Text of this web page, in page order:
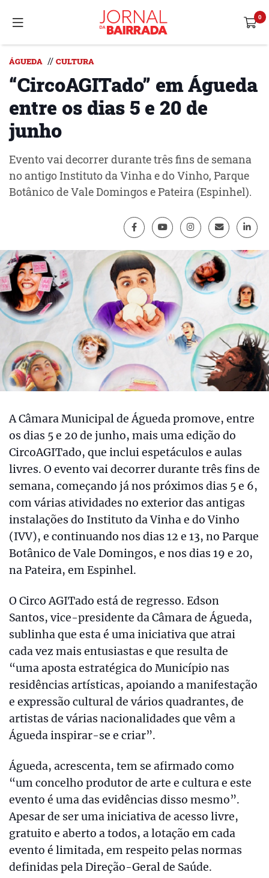
ÁGUEDA // CULTURA
“CircoAGITado” em Águeda
entre os dias 5 e 20 de
junho
Evento vai decorrer durante três fins de semana
no antigo Instituto da Vinha e do Vinho, Parque
Botânico de Vale Domingos e Pateira (Espinhel).
A Câmara Municipal de Águeda promove, entre
os dias 5 e 20 de junho, mais uma edição do
CircoAGITado, que inclui espetáculos e aulas
livres. O evento vai decorrer durante três fins de
semana, começando já nos próximos dias 5 e 6,
com várias atividades no exterior das antigas
instalações do Instituto da Vinha e do Vinho
(IVV), e continuando nos dias 12 e 13, no Parque
Botânico de Vale Domingos, e nos dias 19 e 20,
na Pateira, em Espinhel.
O Circo AGITado está de regresso. Edson
Santos, vice-presidente da Câmara de Águeda,
sublinha que esta é uma iniciativa que atrai
cada vez mais entusiastas e que resulta de
“uma aposta estratégica do Município nas
residências artísticas, apoiando a manifestação
e expressão cultural de vários quadrantes, de
artistas de várias nacionalidades que vêm a
Águeda inspirar-se e criar”.
Águeda, acrescenta, tem se afirmado como
“um concelho produtor de arte e cultura e este
evento é uma das evidências disso mesmo”.
Apesar de ser uma iniciativa de acesso livre,
gratuito e aberto a todos, a lotação em cada
evento é limitada, em respeito pelas normas
definidas pela Direção-Geral de Saúde.